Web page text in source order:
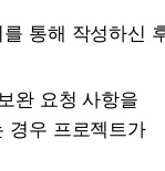
통해 작성하신
완 요청 사항을
경우 프로젝트가